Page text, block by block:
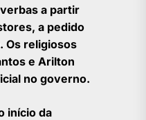
a partir
a pedido
Os religiosos
e Arilton
no governo.
início da